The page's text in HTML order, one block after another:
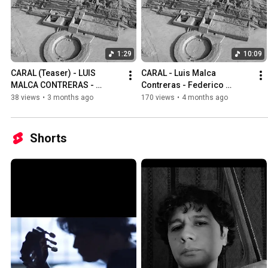
1:29
CARAL (Teaser) - LUIS
MALCA CONTRERAS -
FEDERICO TARAZONA
38 views • 3 months ago
10:09
CARAL - Luis Malca
Contreras - Federico
Tarazona
170 views • 4 months ago
Shorts